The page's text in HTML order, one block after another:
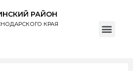
РАЙОН
КРАЯ